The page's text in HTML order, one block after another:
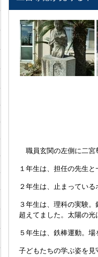
職員玄関の左側に二宮
１年生は、担任の先生と
２年生は、止まっている
３年生は、理科の実験
超えてました。太陽の
５年生は、鉄棒運動。
子どもたちの学ぶ姿を見